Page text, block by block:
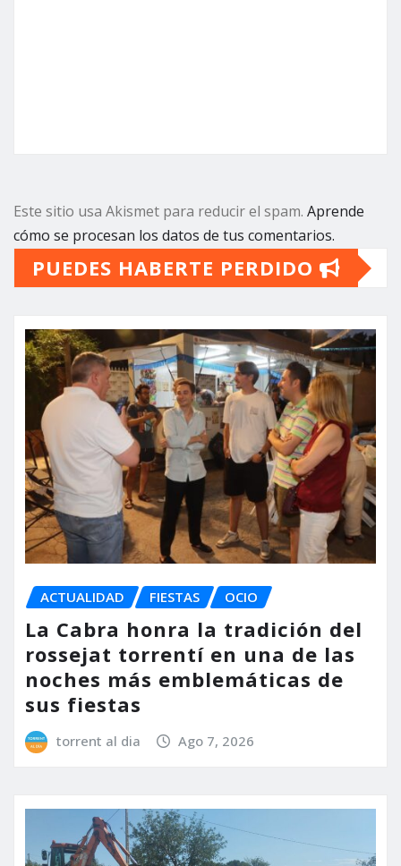
Este sitio usa Akismet para reducir el spam. Aprende
cómo se procesan los datos de tus comentarios.
PUEDES HABERTE PERDIDO
ACTUALIDAD FIESTAS OCIO
La Cabra honra la tradición del
rossejat torrentí en una de las
noches más emblemáticas de
sus fiestas
torrent al dia Ago 7, 2026